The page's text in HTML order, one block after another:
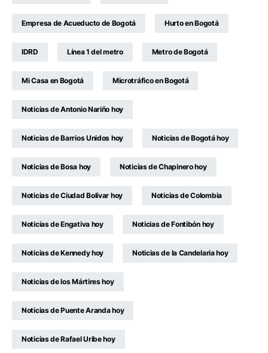
Empresa de Acueducto de Bogotá Hurto en Bogotá
IDRD Línea 1 del metro Metro de Bogotá
Mi Casa en Bogotá Microtráfico en Bogotá
Noticias de Antonio Nariño hoy
Noticias de Barrios Unidos hoy Noticias de Bogotá hoy
Noticias de Bosa hoy Noticias de Chapinero hoy
Noticias de Ciudad Bolívar hoy Noticias de Colombia
Noticias de Engativa hoy Noticias de Fontibón hoy
Noticias de Kennedy hoy Noticias de la Candelaria hoy
Noticias de los Mártires hoy
Noticias de Puente Aranda hoy
Noticias de Rafael Uribe hoy